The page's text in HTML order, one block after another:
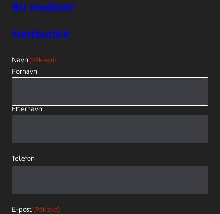
Bli medlem!
Nettbutikk
Navn (Påkrevd)
Fornavn
Etternavn
Telefon
E-post (Påkrevd)